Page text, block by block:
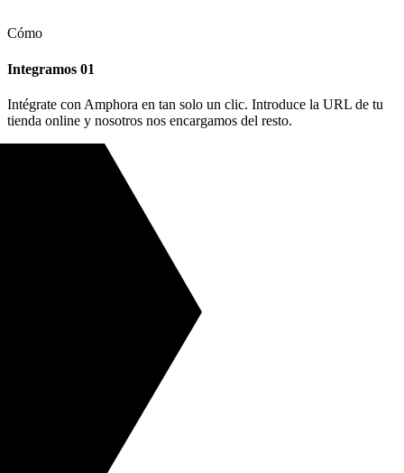
Cómo
Integramos 01
Intégrate con Amphora en tan solo un clic. Introduce la URL de tu
tienda online y nosotros nos encargamos del resto.